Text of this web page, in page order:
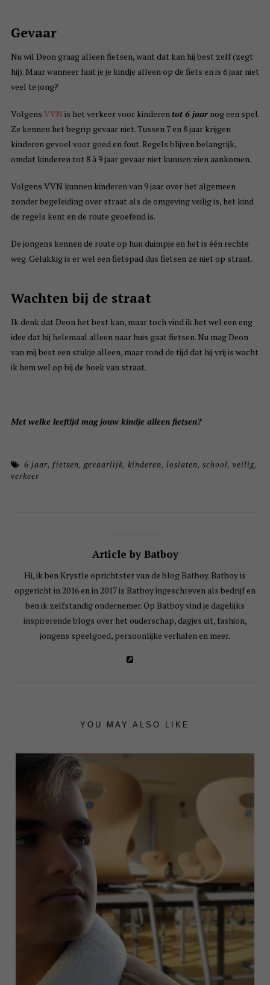
Gevaar
Nu wil Deon graag alleen fietsen, want dat kan hij best zelf (zegt
hij). Maar wanneer laat je je kindje alleen op de fiets en is 6 jaar niet
veel te jong?
Volgens VVN is het verkeer voor kinderentot 6 jaar nog een spel.
Ze kennen het begrip gevaar niet. Tussen 7 en 8 jaar krijgen
kinderen gevoel voor goed en fout. Regels blijven belangrijk,
omdat kinderen tot 8 à 9 jaar gevaar niet kunnen zien aankomen.
Volgens VVN kunnen kinderen van 9 jaar over het algemeen
zonder begeleiding over straat als de omgeving veilig is, het kind
de regels kent en de route geoefend is.
De jongens kennen de route op hun duimpje en het is één rechte
weg. Gelukkig is er wel een fietspad dus fietsen ze niet op straat.
Wachten bij de straat
Ik denk dat Deon het best kan, maar toch vind ik het wel een eng
idee dat hij helemaal alleen naar huis gaat fietsen. Nu mag Deon
van mij best een stukje alleen, maar rond de tijd dat hij vrij is wacht
ik hem wel op bij de hoek van straat.
Met welke leeftijd mag jouw kindje alleen fietsen?
6 jaar, fietsen,gevaarlijk,kinderen,loslaten,school,veilig,
verkeer
Article by Batboy
Hi, ik ben Krystle oprichtster van de blog Batboy. Batboy is
opgericht in 2016 en in 2017 is Batboy ingeschreven als bedrijf en
ben ik zelfstandig ondernemer. Op Batboy vind je dagelijks
inspirerende blogs over het ouderschap, dagjes uit, fashion,
jongens speelgoed, persoonlijke verhalen en meer.
YOU MAY ALSO LIKE